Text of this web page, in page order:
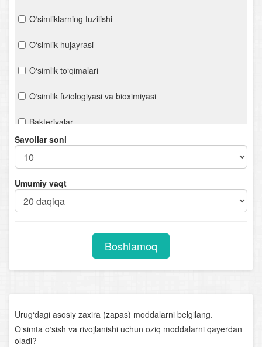
O‘simliklarning tuzilishi
O‘simlik hujayrasi
O‘simlik to‘qimalari
O‘simlik fiziologiyasi va bioximiyasi
Bakteriyalar
Viruslar
O‘simliklarning kelib chiqish markazlari
O‘simliklar va atrof-muhit
O‘simliklar evolyutsiyasi
Savollar soni
Umumiy vaqt
Boshlamoq
Urug‘dagi asosiy zaxira (zapas) moddalarni belgilang.
O‘simta o‘sish va rivojlanishi uchun oziq moddalarni qayerdan
oladi?